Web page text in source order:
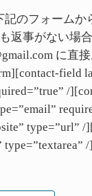
のフォームか
返事がない場
に直
field
/
type=”url”
type=”textarea”